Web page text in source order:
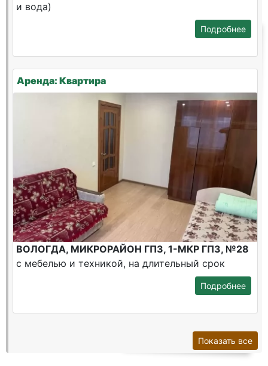
и вода)
Подробнее
Аренда: Квартира
ВОЛОГДА, МИКРОРАЙОН ГПЗ, 1-МКР ГПЗ, №28
с мебелью и техникой, на длительный срок
Подробнее
Показать все